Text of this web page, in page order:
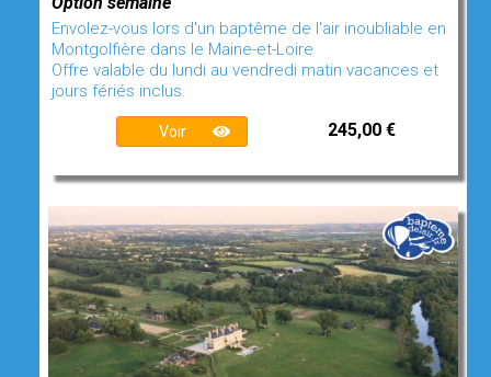
Envolez-vous lors d'un baptême de l'air inoubliable en
Montgolfière dans le Maine-et-Loire
Offre valable du lundi au vendredi matin vacances et
jours fériés inclus.
Voir 245,00 €